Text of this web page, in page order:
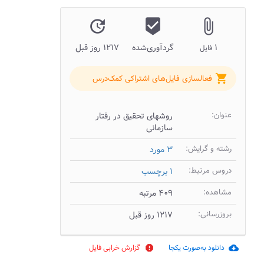
attach_file
۱ فایل
beenhere
گردآوری‌شده
update
۱۲۱۷ روز قبل
shopping_cart فعالسازی فایل‌های اشتراکی کمک‌درس
عنوان:
روشهای تحقیق در رفتار
سازمانی
رشته و گرایش: ۳ مورد
دروس مرتبط: ۱ برچسب
مشاهده: ۴۰۹ مرتبه
بروزرسانی: ۱۲۱۷ روز قبل
cloud_download دانلود به‌صورت یکجا report گزارش خرابی فایل